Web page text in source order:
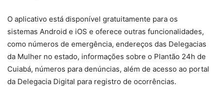
O aplicativo está disponível gratuitamente para os
sistemas Android e iOS e oferece outras funcionalidades,
como números de emergência, endereços das Delegacias
da Mulher no estado, informações sobre o Plantão 24h de
Cuiabá, números para denúncias, além de acesso ao portal
da Delegacia Digital para registro de ocorrências.